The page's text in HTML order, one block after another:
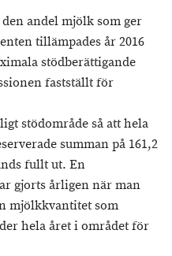
andel mjölk som ger
tillämpades år 2016
stödberättigande
fastställt för
stödområde så att hela
summan på 161,2
fullt ut. En
gjorts årligen när man
mjölkkvantitet som
hela året i området för